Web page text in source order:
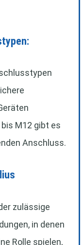
M12 gibt es
Anschluss.
zulässige
in denen
Rolle spielen,